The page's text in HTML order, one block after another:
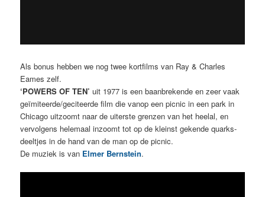
Als bonus hebben we nog twee kortfilms van Ray & Charles
Eames zelf.
‘POWERS OF TEN’ uit 1977 is een baanbrekende en zeer vaak
geïmiteerde/geciteerde film die vanop een picnic in een park in
Chicago uitzoomt naar de uiterste grenzen van het heelal, en
vervolgens helemaal inzoomt tot op de kleinst gekende quarks-
deeltjes in de hand van de man op de picnic.
De muziek is van Elmer Bernstein.